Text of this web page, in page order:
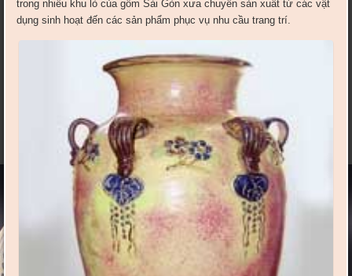
trong nhiều khu lò của gốm Sài Gòn xưa chuyên sản xuất từ các vật
dụng sinh hoạt đến các sản phẩm phục vụ nhu cầu trang trí.